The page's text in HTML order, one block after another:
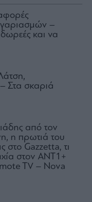
–
και να
Στα σκαριά
από τον
η πρωτιά του
στο Gazzetta, τι
στον ΑΝΤ1+
TV – Nova